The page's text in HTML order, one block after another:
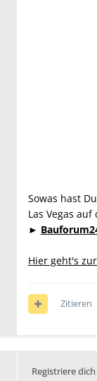
Sowas hast
Las Vegas
►
Hier geht's
Zitieren
Registriere